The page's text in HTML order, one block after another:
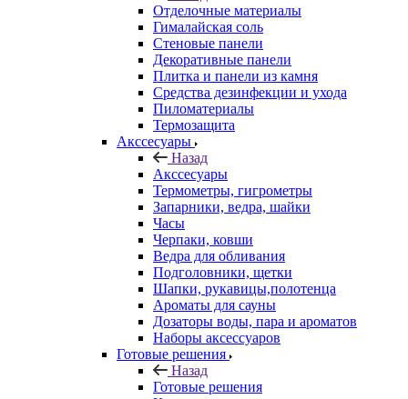
Отделочные материалы
Гималайская соль
Стеновые панели
Декоративные панели
Плитка и панели из камня
Средства дезинфекции и ухода
Пиломатериалы
Термозащита
Аксcесуары
Назад
Аксcесуары
Термометры, гигрометры
Запарники, ведра, шайки
Часы
Черпаки, ковши
Ведра для обливания
Подголовники, щетки
Шапки, рукавицы,полотенца
Ароматы для сауны
Дозаторы воды, пара и ароматов
Наборы аксессуаров
Готовые решения
Назад
Готовые решения